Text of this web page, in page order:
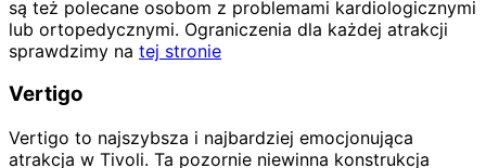
są też polecane osobom z problemami kardiologicznymi
lub ortopedycznymi. Ograniczenia dla każdej atrakcji
sprawdzimy na tej stronie
Vertigo
Vertigo to najszybsza i najbardziej emocjonująca
atrakcja w Tivoli. Ta pozornie niewinna konstrukcja